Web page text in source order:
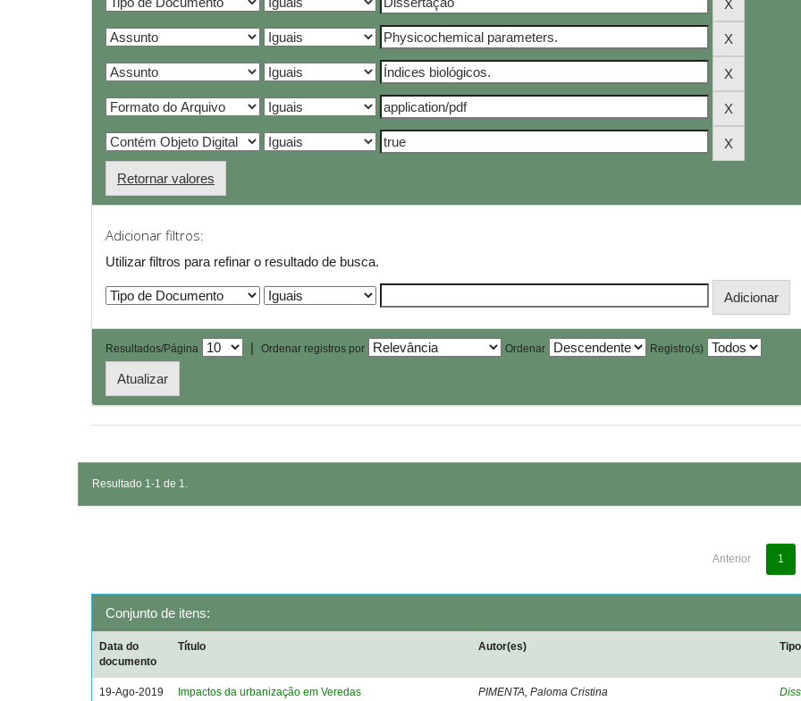
Retornar valores
Adicionar filtros:
Utilizar filtros para refinar o resultado de busca.
Resultados/Página | Ordenar registros por Ordenar Registro(s)
Resultado 1-1 de 1.
Anterior 1
Conjunto de itens:
Data do
documento
Título Autor(es) Tipo
19-Ago-2019 Impactos da urbanização em Veredas PIMENTA, Paloma Cristina